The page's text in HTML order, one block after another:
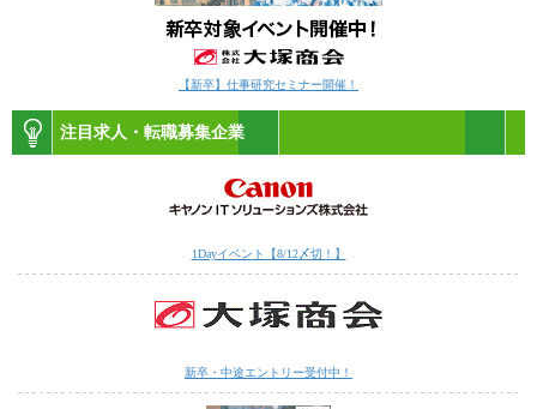
【新卒】仕事研究セミナー開催！
注目求人・転職募集企業
1Dayイベント【8/12〆切！】
新卒・中途エントリー受付中！